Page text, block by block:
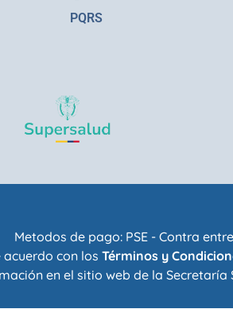
PQRS
Metodos de pago: PSE - Contra
con los Términos y
en el sitio web de la Secretaría